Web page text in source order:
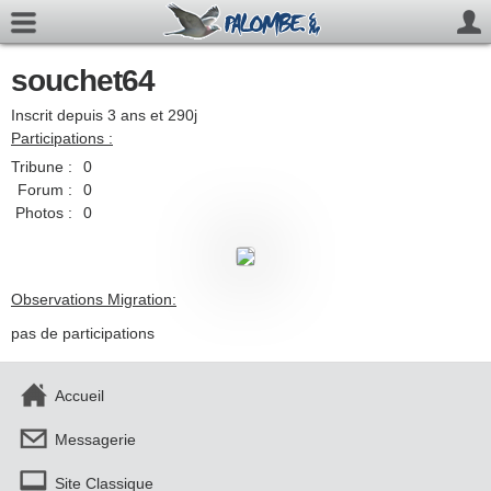
souchet64
Inscrit depuis 3 ans et 290j
Participations :
Tribune :
0
Forum :
0
Photos :
0
Observations Migration:
pas de participations
Accueil
Messagerie
Site Classique